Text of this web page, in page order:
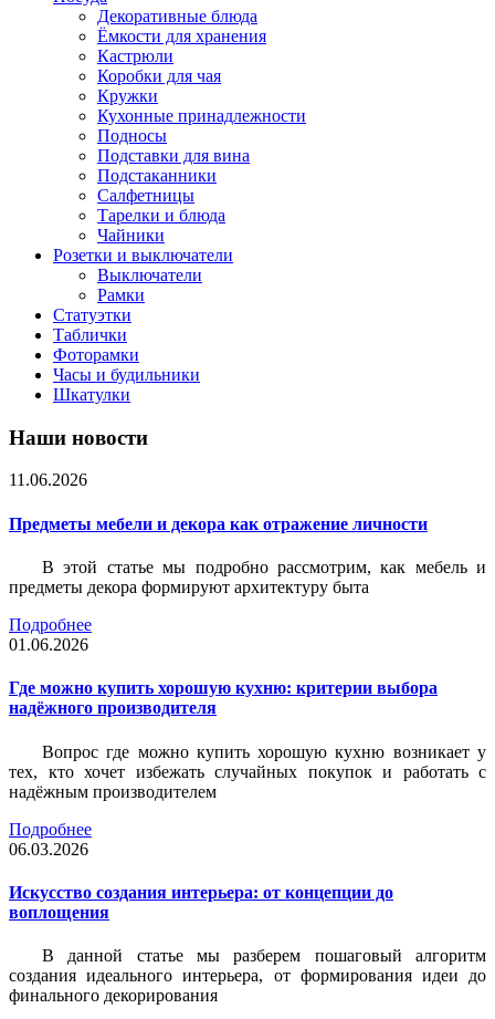
Декоративные блюда
Ёмкости для хранения
Кастрюли
Коробки для чая
Кружки
Кухонные принадлежности
Подносы
Подставки для вина
Подстаканники
Салфетницы
Тарелки и блюда
Чайники
Розетки и выключатели
Выключатели
Рамки
Статуэтки
Таблички
Фоторамки
Часы и будильники
Шкатулки
Наши новости
11.06.2026
Предметы мебели и декора как отражение личности
В этой статье мы подробно рассмотрим, как мебель и
предметы декора формируют архитектуру быта
Подробнее
01.06.2026
Где можно купить хорошую кухню: критерии выбора
надёжного производителя
Вопрос где можно купить хорошую кухню возникает у
тех, кто хочет избежать случайных покупок и работать с
надёжным производителем
Подробнее
06.03.2026
Искусство создания интерьера: от концепции до
воплощения
В данной статье мы разберем пошаговый алгоритм
создания идеального интерьера, от формирования идеи до
финального декорирования